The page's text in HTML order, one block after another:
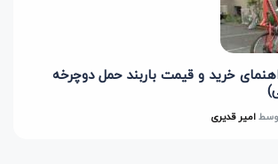
خرید و قیمت باربند حمل دوچرخه
امیر قدیری